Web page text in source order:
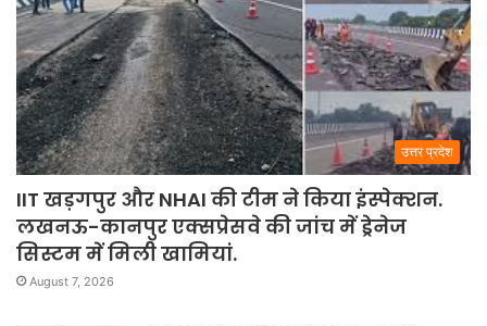
उत्तर प्रदेश
IIT खड़गपुर और NHAI की टीम ने किया इंस्पेक्शन.
लखनऊ-कानपुर एक्सप्रेसवे की जांच में ड्रेनेज
सिस्टम में मिली खामियां.
August 7, 2026